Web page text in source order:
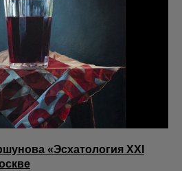
«Эсхатология XXI